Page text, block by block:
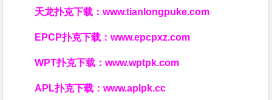
天龙扑克下载：www.tianlongpuke.com
EPCP扑克下载：www.epcpxz.com
WPT扑克下载：www.wptpk.com
APL扑克下载：www.aplpk.cc